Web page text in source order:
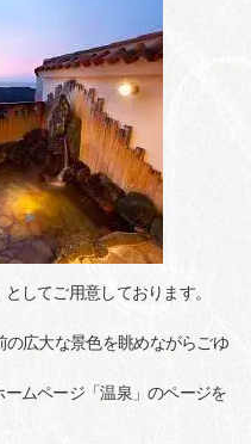
してご用意しております。
広大な景色を眺めながらごゆ
ムページ「温泉」のページを